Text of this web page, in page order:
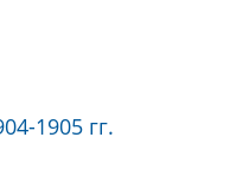
1905 гг.